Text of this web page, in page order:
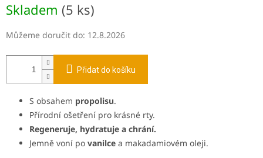
cena:
Skladem (5 ks)
Můžeme doručit do: 12.8.2026
Přidat do košíku
S obsahem propolisu.
Přírodní ošetření pro krásné rty.
Regeneruje, hydratuje a chrání.
Jemně voní po vanilce a makadamiovém oleji.